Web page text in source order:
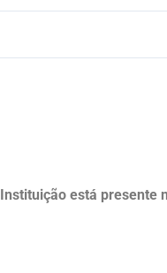
Instituição está presente